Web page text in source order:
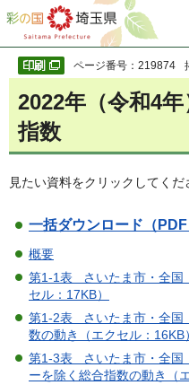
彩の国 埼玉県
ページ番号：219874
2022年（令和4
指数
見たい資料をクリックしてくだ
一括ダウンロード（PDF
概要
第1-1表 さいたま市・全国
セル：17KB）
第1-2表 さいたま市・全国
数の動き（エクセル：16KB）
第1-3表 さいたま市・全国
ーを除く総合指数の動き（